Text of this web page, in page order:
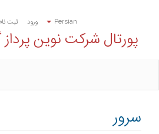
Persian ورود ثبت
پورتال شرکت نوین
سرور